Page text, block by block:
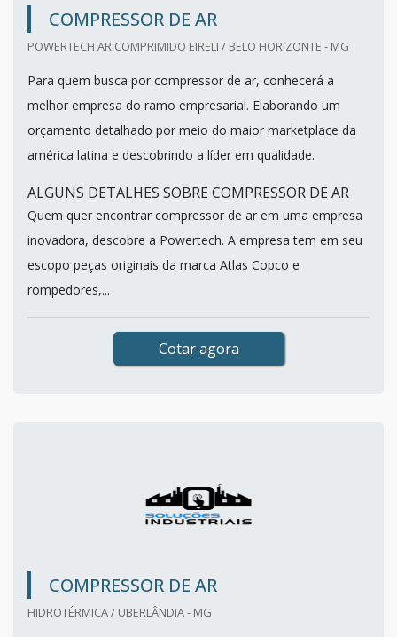
COMPRESSOR DE AR
POWERTECH AR COMPRIMIDO EIRELI / BELO HORIZONTE - MG
Para quem busca por compressor de ar, conhecerá a
melhor empresa do ramo empresarial. Elaborando um
orçamento detalhado por meio do maior marketplace da
américa latina e descobrindo a líder em qualidade.
ALGUNS DETALHES SOBRE COMPRESSOR DE AR
Quem quer encontrar compressor de ar em uma empresa
inovadora, descobre a Powertech. A empresa tem em seu
escopo peças originais da marca Atlas Copco e
rompedores,...
Cotar agora
COMPRESSOR DE AR
HIDROTÉRMICA / UBERLÂNDIA - MG